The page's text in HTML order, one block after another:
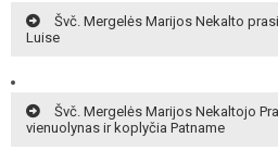
Švč. Mergelės Marijos Nekalto
Luise
Švč. Mergelės Marijos Nekaltojo
vienuolynas ir koplyčia Patname